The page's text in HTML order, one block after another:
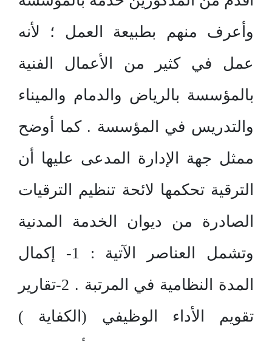
وأعرف منهم بطبيعة العمل ؛ لأنه
عمل في كثير من الأعمال الفنية
بالمؤسسة بالرياض والدمام والميناء
والتدريس في المؤسسة . كما أوضح
ممثل جهة الإدارة المدعى عليها أن
الترقية تحكمها لائحة تنظيم الترقيات
الصادرة من ديوان الخدمة المدنية
وتشمل العناصر الآتية : 1- إكمال
المدة النظامية في المرتبة . 2-تقارير
تقويم الأداء الوظيفي (الكفاية )